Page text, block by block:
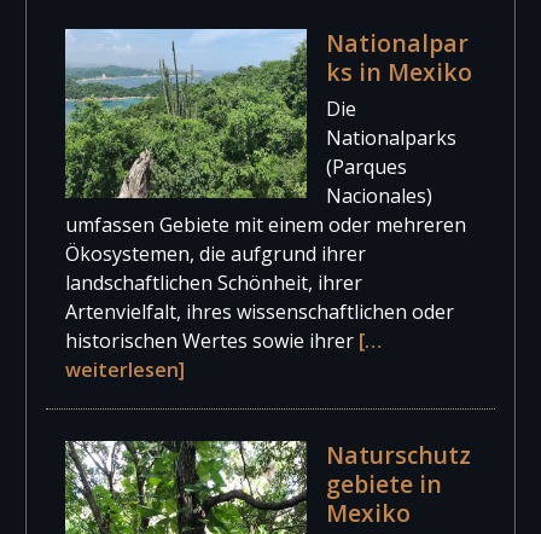
Nationalpar
ks in Mexiko
Die
Nationalparks
(Parques
Nacionales)
umfassen Gebiete mit einem oder mehreren
Ökosystemen, die aufgrund ihrer
landschaftlichen Schönheit, ihrer
Artenvielfalt, ihres wissenschaftlichen oder
historischen Wertes sowie ihrer […
weiterlesen]
Naturschutz
gebiete in
Mexiko